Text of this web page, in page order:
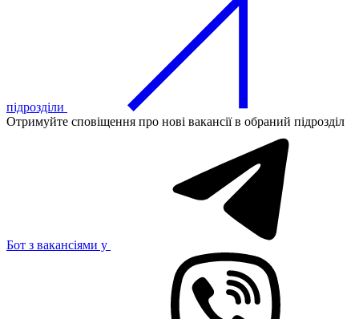
підрозділи
Отримуйте сповіщення про нові вакансії в обраний підрозділ
Бот з вакансіями у